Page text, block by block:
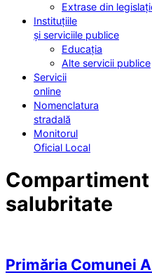
Extrase din
Instituțiile
și serviciile publice
Educația
Alte servicii publice
Servicii
online
Nomenclatura
stradală
Monitorul
Oficial Local
salubritate
Primăria Comunei